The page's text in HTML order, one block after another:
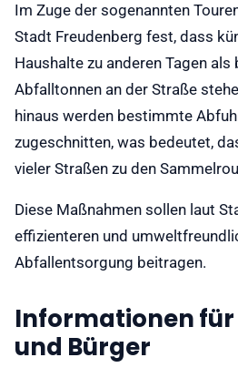
Im Zuge der sogenannten
Stadt Freudenberg fest, dass
Haushalte zu anderen Tagen
Abfalltonnen an der Straße
hinaus werden bestimmte
zugeschnitten, was bedeutet,
vieler Straßen zu den
Diese Maßnahmen sollen laut
effizienteren und
Abfallentsorgung beitragen.
Informationen
und Bürger